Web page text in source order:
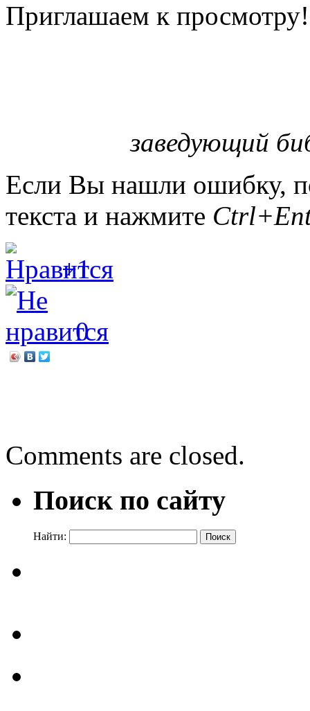
Приглашаем к просмотру!
заведующий
Если Вы нашли ошибку,
текста и нажмите
+1
0
Comments are closed.
Поиск по сайту
Найти: